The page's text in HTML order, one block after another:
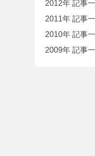
2012年 記事
2011年 記事
2010年 記事
2009年 記事